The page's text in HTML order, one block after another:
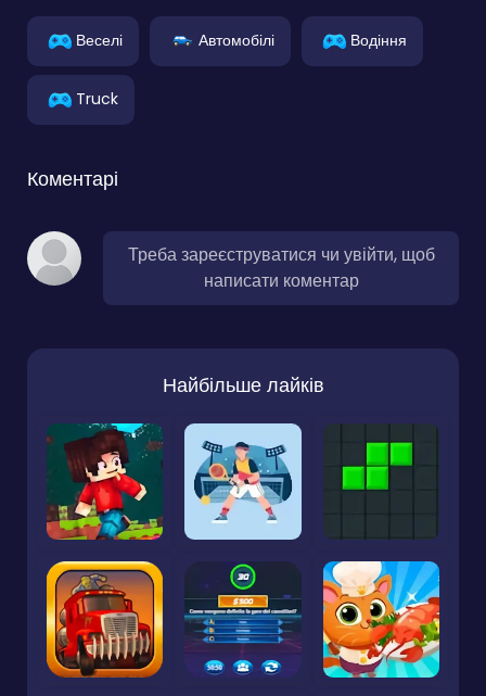
Веселі Автомобілі Водіння
Truck
Коментарі
Треба зареєструватися чи увійти, щоб
написати коментар
Найбільше лайків